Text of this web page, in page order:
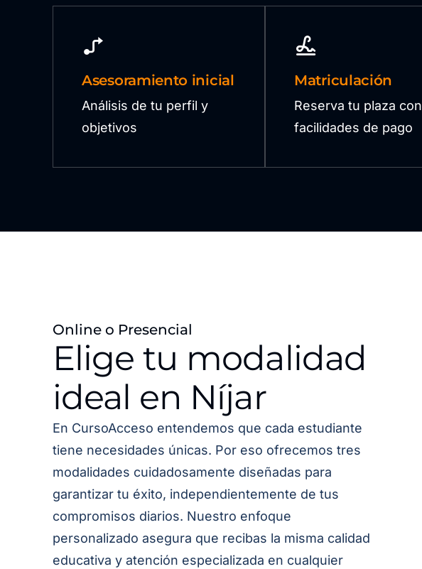
Asesoramiento inicial
Análisis de tu perfil y
objetivos
Matriculación
Reserva tu plaza con
facilidades de pago
Online o Presencial
Elige tu modalidad
ideal en Níjar
En CursoAcceso entendemos que cada estudiante
tiene necesidades únicas. Por eso ofrecemos tres
modalidades cuidadosamente diseñadas para
garantizar tu éxito, independientemente de tus
compromisos diarios. Nuestro enfoque
personalizado asegura que recibas la misma calidad
educativa y atención especializada en cualquier